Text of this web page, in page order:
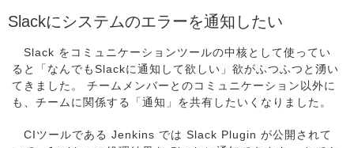
Slackにシステムのエラーを通知したい
Slack をコミュニケーションツールの中核として使ってい
ると「なんでもSlackに通知して欲しい」欲がふつふつと湧い
てきました。 チームメンバーとのコミュニケーション以外に
も、チームに関係する「通知」を共有したいくなりました。
CIツールである Jenkins では Slack Plugin が公開されて